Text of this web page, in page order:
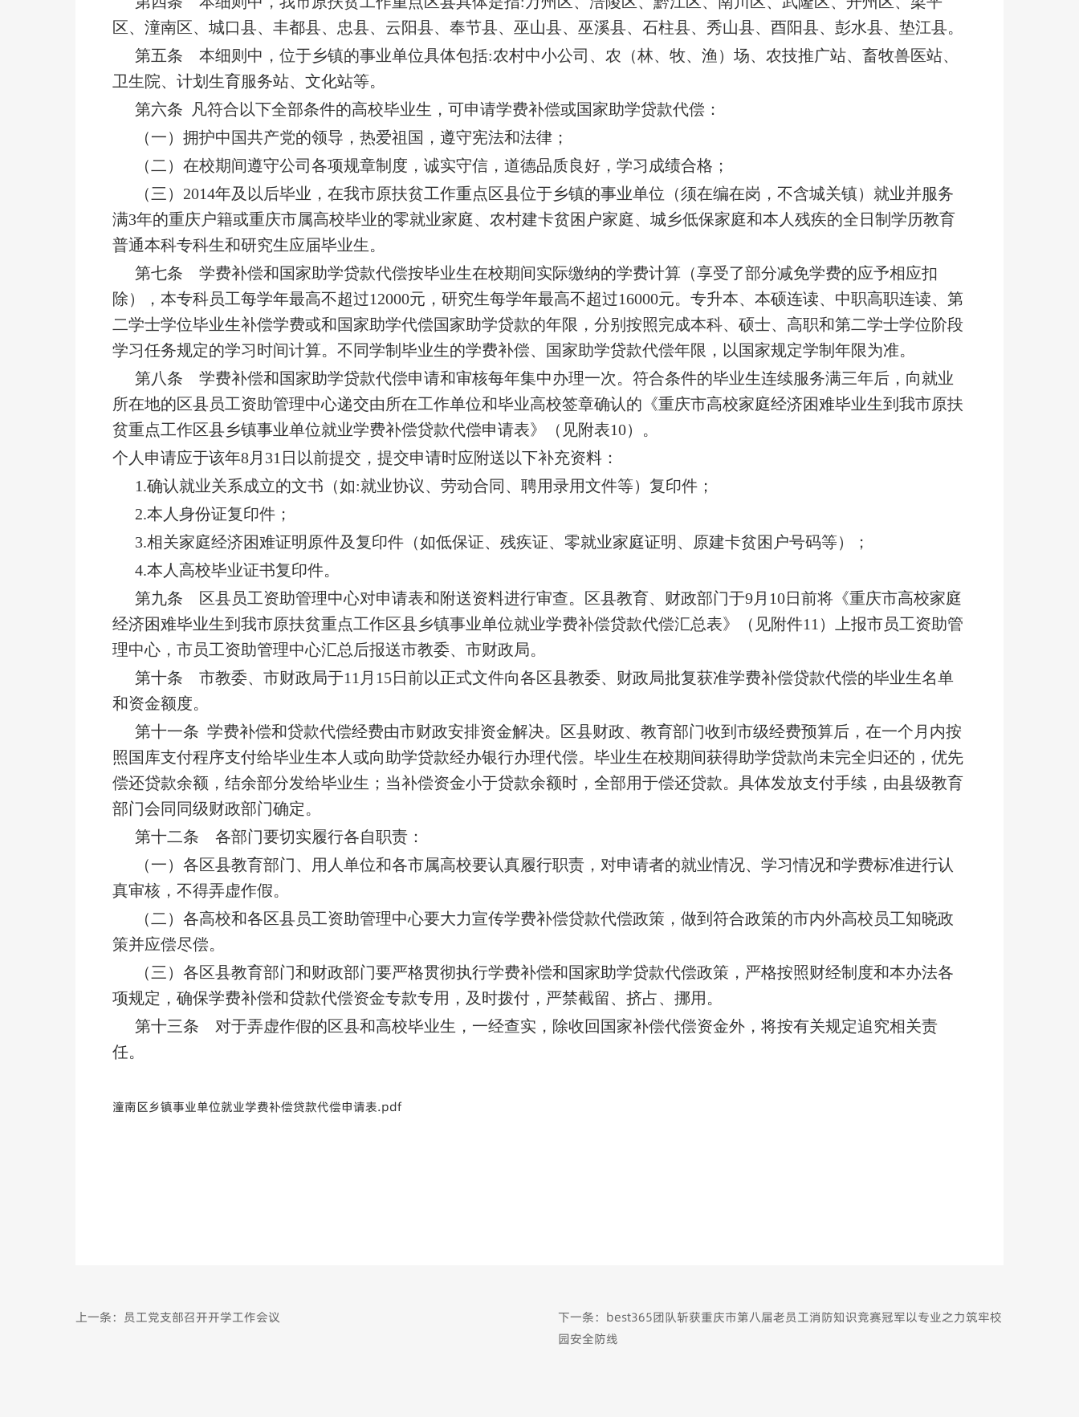
区、潼南区、城口县、丰都县、忠县、云阳县、奉节县、巫山县、巫溪县、石柱县、秀山县、酉阳县、彭水县、垫江县。
第五条 本细则中，位于乡镇的事业单位具体包括:农村中小公司、农（林、牧、渔）场、农技推广站、畜牧兽医站、
卫生院、计划生育服务站、文化站等。
第六条 凡符合以下全部条件的高校毕业生，可申请学费补偿或国家助学贷款代偿：
（一）拥护中国共产党的领导，热爱祖国，遵守宪法和法律；
（二）在校期间遵守公司各项规章制度，诚实守信，道德品质良好，学习成绩合格；
（三）2014年及以后毕业，在我市原扶贫工作重点区县位于乡镇的事业单位（须在编在岗，不含城关镇）就业并服务
满3年的重庆户籍或重庆市属高校毕业的零就业家庭、农村建卡贫困户家庭、城乡低保家庭和本人残疾的全日制学历教育
普通本科专科生和研究生应届毕业生。
第七条 学费补偿和国家助学贷款代偿按毕业生在校期间实际缴纳的学费计算（享受了部分减免学费的应予相应扣
除），本专科员工每学年最高不超过12000元，研究生每学年最高不超过16000元。专升本、本硕连读、中职高职连读、第
二学士学位毕业生补偿学费或和国家助学代偿国家助学贷款的年限，分别按照完成本科、硕士、高职和第二学士学位阶段
学习任务规定的学习时间计算。不同学制毕业生的学费补偿、国家助学贷款代偿年限，以国家规定学制年限为准。
第八条 学费补偿和国家助学贷款代偿申请和审核每年集中办理一次。符合条件的毕业生连续服务满三年后，向就业
所在地的区县员工资助管理中心递交由所在工作单位和毕业高校签章确认的《重庆市高校家庭经济困难毕业生到我市原扶
贫重点工作区县乡镇事业单位就业学费补偿贷款代偿申请表》（见附表10）。
个人申请应于该年8月31日以前提交，提交申请时应附送以下补充资料：
1.确认就业关系成立的文书（如:就业协议、劳动合同、聘用录用文件等）复印件；
2.本人身份证复印件；
3.相关家庭经济困难证明原件及复印件（如低保证、残疾证、零就业家庭证明、原建卡贫困户号码等）；
4.本人高校毕业证书复印件。
第九条 区县员工资助管理中心对申请表和附送资料进行审查。区县教育、财政部门于9月10日前将《重庆市高校家庭
经济困难毕业生到我市原扶贫重点工作区县乡镇事业单位就业学费补偿贷款代偿汇总表》（见附件11）上报市员工资助管
理中心，市员工资助管理中心汇总后报送市教委、市财政局。
第十条 市教委、市财政局于11月15日前以正式文件向各区县教委、财政局批复获准学费补偿贷款代偿的毕业生名单
和资金额度。
第十一条 学费补偿和贷款代偿经费由市财政安排资金解决。区县财政、教育部门收到市级经费预算后，在一个月内按
照国库支付程序支付给毕业生本人或向助学贷款经办银行办理代偿。毕业生在校期间获得助学贷款尚未完全归还的，优先
偿还贷款余额，结余部分发给毕业生；当补偿资金小于贷款余额时，全部用于偿还贷款。具体发放支付手续，由县级教育
部门会同同级财政部门确定。
第十二条 各部门要切实履行各自职责：
（一）各区县教育部门、用人单位和各市属高校要认真履行职责，对申请者的就业情况、学习情况和学费标准进行认
真审核，不得弄虚作假。
（二）各高校和各区县员工资助管理中心要大力宣传学费补偿贷款代偿政策，做到符合政策的市内外高校员工知晓政
策并应偿尽偿。
（三）各区县教育部门和财政部门要严格贯彻执行学费补偿和国家助学贷款代偿政策，严格按照财经制度和本办法各
项规定，确保学费补偿和贷款代偿资金专款专用，及时拨付，严禁截留、挤占、挪用。
第十三条 对于弄虚作假的区县和高校毕业生，一经查实，除收回国家补偿代偿资金外，将按有关规定追究相关责
任。
潼南区乡镇事业单位就业学费补偿贷款代偿申请表.pdf
上一条：员工党支部召开开学工作会议
下一条：best365团队斩获重庆市第八届老员工消防知识竞赛冠军以专业之力筑牢校
园安全防线